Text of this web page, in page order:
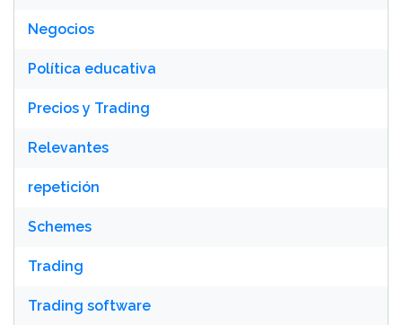
Negocios
Política educativa
Precios y Trading
Relevantes
repetición
Schemes
Trading
Trading software